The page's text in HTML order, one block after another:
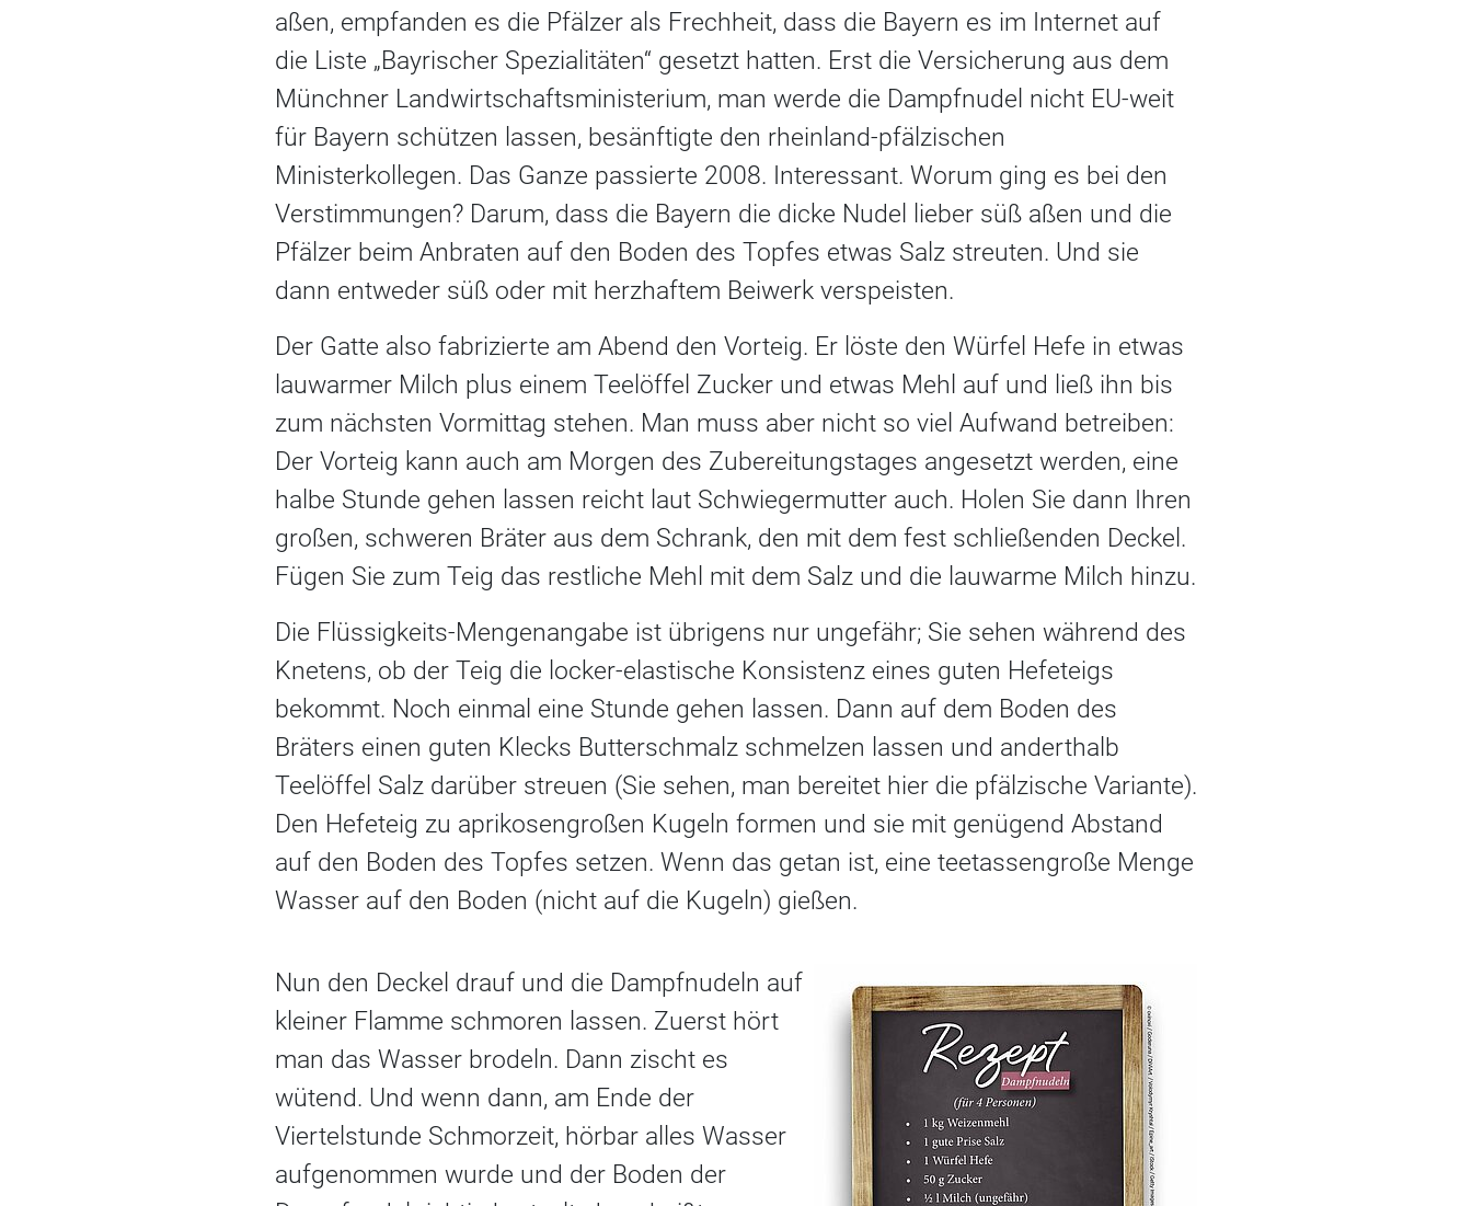
aßen, empfanden es die Pfälzer als Frechheit, dass die Bayern es im Internet auf
die Liste „Bayrischer Spezialitäten“ gesetzt hatten. Erst die Versicherung aus dem
Münchner Landwirtschaftsministerium, man werde die Dampfnudel nicht EU-weit
für Bayern schützen lassen, besänftigte den rheinland-pfälzischen
Ministerkollegen. Das Ganze passierte 2008. Interessant. Worum ging es bei den
Verstimmungen? Darum, dass die Bayern die dicke Nudel lieber süß aßen und die
Pfälzer beim Anbraten auf den Boden des Topfes etwas Salz streuten. Und sie
dann entweder süß oder mit herzhaftem Beiwerk verspeisten.
Der Gatte also fabrizierte am Abend den Vorteig. Er löste den Würfel Hefe in etwas
lauwarmer Milch plus einem Teelöffel Zucker und etwas Mehl auf und ließ ihn bis
zum nächsten Vormittag stehen. Man muss aber nicht so viel Aufwand betreiben:
Der Vorteig kann auch am Morgen des Zubereitungstages angesetzt werden, eine
halbe Stunde gehen lassen reicht laut Schwiegermutter auch. Holen Sie dann Ihren
großen, schweren Bräter aus dem Schrank, den mit dem fest schließenden Deckel.
Fügen Sie zum Teig das restliche Mehl mit dem Salz und die lauwarme Milch hinzu.
Die Flüssigkeits-Mengenangabe ist übrigens nur ungefähr; Sie sehen während des
Knetens, ob der Teig die locker-elastische Konsistenz eines guten Hefeteigs
bekommt. Noch einmal eine Stunde gehen lassen. Dann auf dem Boden des
Bräters einen guten Klecks Butterschmalz schmelzen lassen und anderthalb
Teelöffel Salz darüber streuen (Sie sehen, man bereitet hier die pfälzische Variante).
Den Hefeteig zu aprikosengroßen Kugeln formen und sie mit genügend Abstand
auf den Boden des Topfes setzen. Wenn das getan ist, eine teetassengroße Menge
Wasser auf den Boden (nicht auf die Kugeln) gießen.
Nun den Deckel drauf und die Dampfnudeln auf
kleiner Flamme schmoren lassen. Zuerst hört
man das Wasser brodeln. Dann zischt es
wütend. Und wenn dann, am Ende der
Viertelstunde Schmorzeit, hörbar alles Wasser
aufgenommen wurde und der Boden der